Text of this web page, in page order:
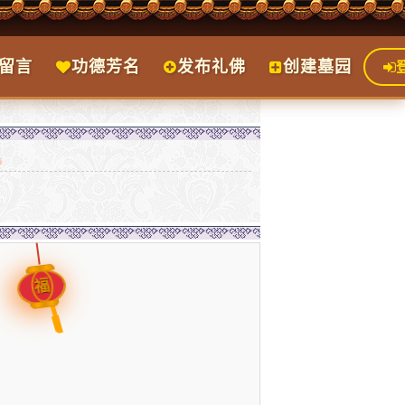
言 功德芳名 发布礼佛 创建墓园
福